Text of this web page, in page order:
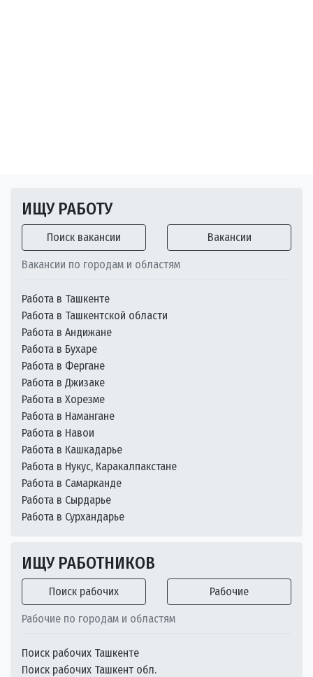
ИЩУ РАБОТУ
Поиск вакансии Вакансии
Вакансии по городам и областям
Работа в Ташкенте
Работа в Ташкентской области
Работа в Андижане
Работа в Бухаре
Работа в Фергане
Работа в Джизаке
Работа в Хорезме
Работа в Намангане
Работа в Навои
Работа в Кашкадарье
Работа в Нукус, Каракалпакстане
Работа в Самарканде
Работа в Сырдарье
Работа в Сурхандарье
ИЩУ РАБОТНИКОВ
Поиск рабочих Рабочие
Рабочие по городам и областям
Поиск рабочих Ташкенте
Поиск рабочих Ташкент обл.